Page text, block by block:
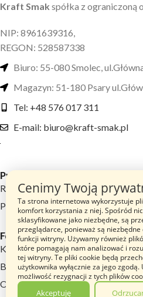
Kraft Smak spółka z ograniczoną
NIP: 8961639316,
REGON: 528587338
Biuro: 55-080 Smolec,
Magazyn: 51-180 Psary
Tel: +48 576 017 311
E-mail: biuro@kraft-smak.pl
Przydatne linki
Regulamin sklepu
Polityka prywatności
Footer menu
Katalog Produktów
Blog
O nas
Cenimy Twoją
Ta strona internetowa wykorzystuje
komfort korzystania z niej. Spośród
sklasyfikowane jako niezbędne, są
przeglądarce, ponieważ są niezbędne
funkcji witryny. Używamy również
które pomagają nam analizować i
tej witryny. Te pliki cookie będą
użytkownika wyłącznie za jego
możliwość rezygnacji z tych plików
Akceptuję